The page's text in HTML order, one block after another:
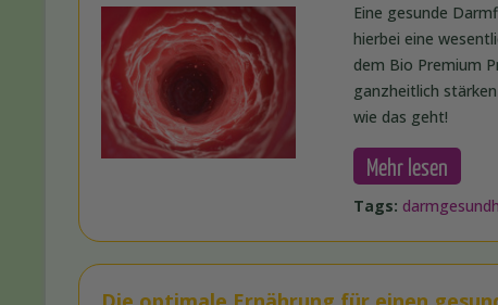
Eine gesunde
hierbei eine
dem Bio Premium
ganzheitlich
wie das geht!
Mehr lesen
Tags: